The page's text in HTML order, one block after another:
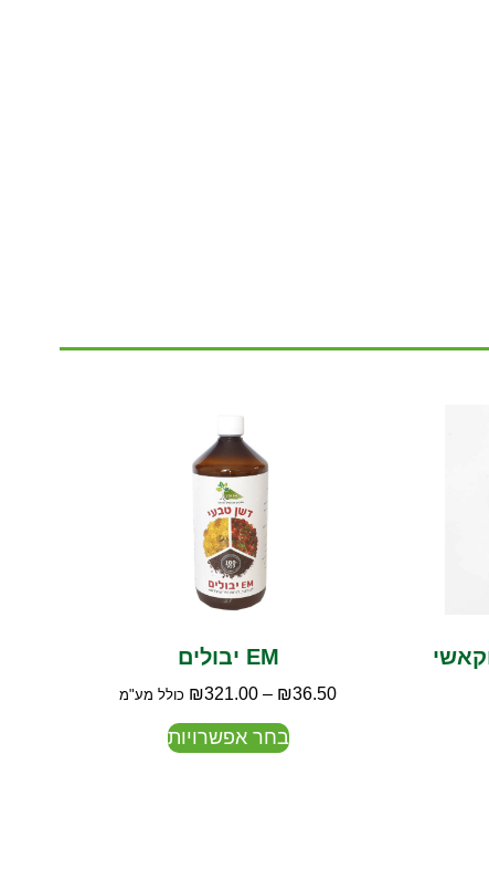
EM יבולים
₪36.50
–
₪321.00 כולל מע"מ
בחר אפשרויות